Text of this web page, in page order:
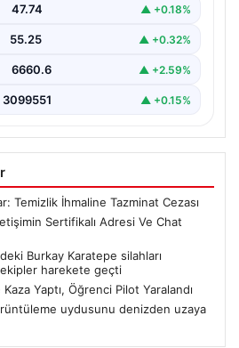
ifade etmektedir. Günümüzde…
47.74 ▲ +0.18%
55.25 ▲ +0.32%
6660.6 ▲ +2.59%
3099551 ▲ +0.15%
Temizlik İhmaline Tazminat Cezası
Sertifikalı Adresi Ve Chat
Burkay Karatepe silahları
harekete geçti
Yaptı, Öğrenci Pilot Yaralandı
uydusunu denizden uzaya